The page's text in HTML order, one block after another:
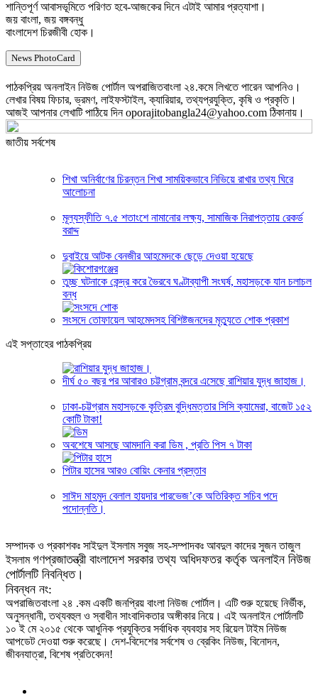
শান্তিপূর্ণ আবাসভূমিতে পরিণত হবে-আজকের দিনে এটাই আমার প্রত্যাশা।
জয় বাংলা, জয় বঙ্গবন্ধু
বাংলাদেশ চিরজীবী হোক।
News PhotoCard
পাঠকপ্রিয় অনলাইন নিউজ পোর্টাল অপরাজিতবাংলা ২৪.কমে লিখতে পারেন আপনিও।
লেখার বিষয় ফিচার, ভ্রমণ, লাইফস্টাইল, ক্যারিয়ার, তথ্যপ্রযুক্তি, কৃষি ও প্রকৃতি।
আজই আপনার লেখাটি পাঠিয়ে দিন oporajitobangla24@yahoo.com ঠিকানায়।
জাতীয় সর্বশেষ
শিখা অনির্বাণের চিরন্তন শিখা সাময়িকভাবে নিভিয়ে রাখার তথ্য ঘিরে
আলোচনা
মূল্যস্ফীতি ৭.৫ শতাংশে নামানোর লক্ষ্য, সামাজিক নিরাপত্তায় রেকর্ড
বরাদ্দ
দুবাইয়ে আটক বেনজীর আহমেদকে ছেড়ে দেওয়া হয়েছে
তুচ্ছ ঘটনাকে কেন্দ্র করে ভৈরবে ঘণ্টাব্যাপী সংঘর্ষ, মহাসড়কে যান চলাচল
বন্ধ
সংসদে তোফায়েল আহমেদসহ বিশিষ্টজনদের মৃত্যুতে শোক প্রকাশ
এই সপ্তাহের পাঠকপ্রিয়
দীর্ঘ ৫০ বছর পর আবারও চট্টগ্রাম বন্দরে এসেছে রাশিয়ার যুদ্ধ জাহাজ।
ঢাকা-চট্টগ্রাম মহাসড়কে কৃত্রিম বুদ্ধিমত্তার সিসি ক্যামেরা, বাজেট ১৫২
কোটি টাকা!
অবশেষে আসছে আমদানি করা ডিম , প্রতি পিস ৭ টাকা
পিটার হাসের আরও বোয়িং কেনার প্রস্তাব
সাঈদ মাহমুদ বেলাল হায়দার পারভেজ’‌কে অতিরিক্ত সচিব পদে
পদোন্নতি।
সম্পাদক ও প্রকাশকঃ সাইদুল ইসলাম সবুজ সহ-সম্পাদকঃ আবদুল কাদের সুজন তাজুল
ইসলামগণপ্রজাতন্ত্রী বাংলাদেশ সরকার তথ্য অধিদফতর কর্তৃক অনলাইন নিউজ
পোর্টালটি নিবন্ধিত।
নিবন্ধন নং:
অপরাজিতবাংলা ২৪ .কম একটি জনপ্রিয় বাংলা নিউজ পোর্টাল। এটি শুরু হয়েছে নির্ভীক,
অনুসন্ধানী, তথ্যবহুল ও স্বাধীন সাংবাদিকতার অঙ্গীকার নিয়ে। এই অনলাইন পোর্টালটি
১০ ই মে ২০১৫ থেকে আধুনিক প্রযুক্তির সর্বাধিক ব্যবহার সহ রিয়েল টাইম নিউজ
আপডেট দেওয়া শুরু করেছে। দেশ-বিদেশের সর্বশেষ ও ব্রেকিং নিউজ, বিনোদন,
জীবনযাত্রা, বিশেষ প্রতিবেদন!